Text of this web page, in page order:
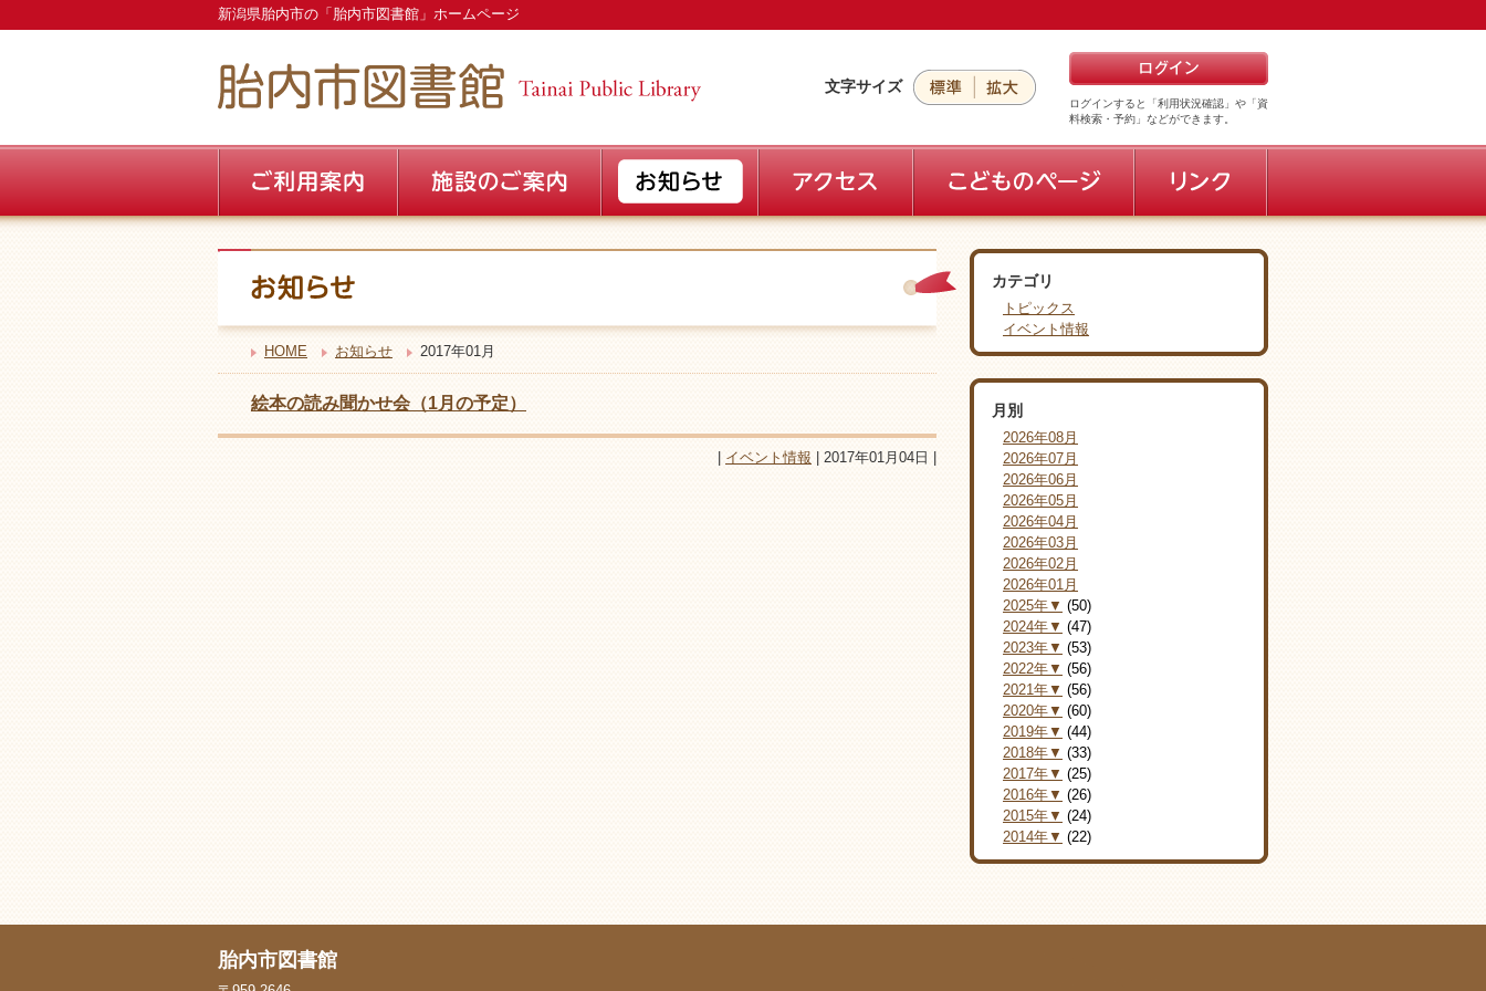
新潟県胎内市の「胎内市図書館」ホームページ
文字サイズ
ログインすると「利用状況確認」や「資
料検索・予約」などができます。
HOME お知らせ 2017年01月
絵本の読み聞かせ会（1月の予定）
イベント情報 | 2017年01月04日 |
カテゴリ
トピックス
イベント情報
月別
2026年08月
2026年07月
2026年06月
2026年05月
2026年04月
2026年03月
2026年02月
2026年01月
2025年▼ (50)
2024年▼ (47)
2023年▼ (53)
2022年▼ (56)
2021年▼ (56)
2020年▼ (60)
2019年▼ (44)
2018年▼ (33)
2017年▼ (25)
2016年▼ (26)
2015年▼ (24)
2014年▼ (22)
胎内市図書館